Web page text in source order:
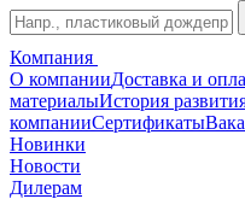
Компания
О компанииДоставка и
материалыИстория
компанииСертификаты
Новинки
Новости
Дилерам